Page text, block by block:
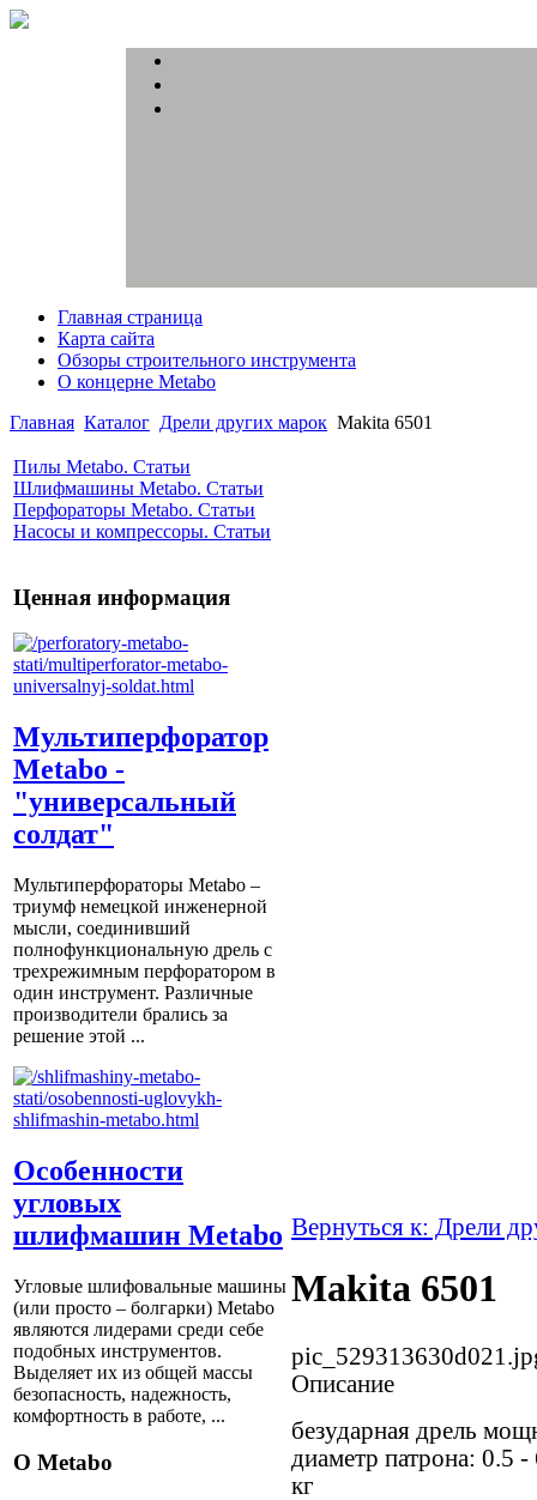
Главная страница
Карта сайта
Обзоры строительного инструмента
О концерне Metabo
Главная Каталог Дрели других марок Makita 6501
Пилы Metabo. Статьи
Шлифмашины Metabo. Статьи
Перфораторы Metabo. Статьи
Насосы и компрессоры. Статьи
Ценная информация
Мультиперфоратор
Metabo -
"универсальный
солдат"
Мультиперфораторы Metabo –
триумф немецкой инженерной
мысли, соединивший
полнофункциональную дрель с
трехрежимным перфоратором в
один инструмент. Различные
производители брались за
решение этой ...
Особенности
угловых
шлифмашин Metabo
Угловые шлифовальные машины
(или просто – болгарки) Мetabo
являются лидерами среди себе
подобных инструментов.
Выделяет их из общей массы
безопасность, надежность,
комфортность в работе, ...
О Metabo
Вернуться к: Дрели
Makita 6501
Описание
безударная дрель
диаметр патрона: 0.5
кг